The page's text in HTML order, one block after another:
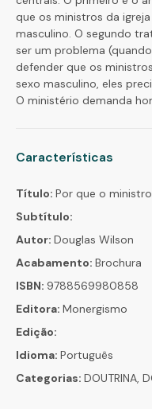
que os ministros da
masculino. O segundo
ser um problema
defender que os
sexo masculino, eles
O ministério demanda
Características
Título: Por que o
Subtítulo:
Autor: Douglas Wilson
Acabamento: Brochura
ISBN: 9788569980858
Editora: Monergismo
Edição:
Idioma: Português
Categorias: DOUTRINA,